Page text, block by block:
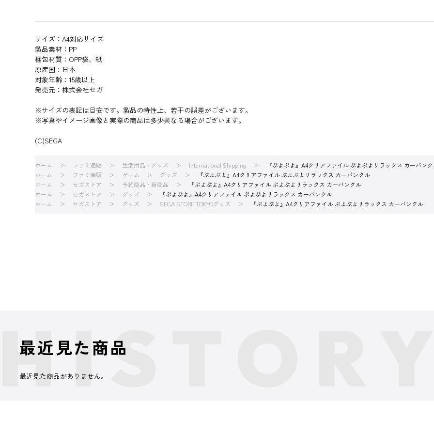
サイズ：A4対応サイズ
製品素材：PP
梱包材質：OPP袋、紙
原産国：日本
対象年齢：15歳以上
発売元：株式会社セガ
※サイズの表記は目安です。製品の特性上、若干の誤差がございます。
※写真やイメージ画像と実際の商品は多少異なる場合がございます。
(C)SEGA
ホーム ファミ通販 生活用品・グッズ International Shipping
『ぷよぷよ』A4クリアファイル ぷよぷよリラックス カーバン
ホーム
ファミ通販 ゲーム グッズ
『ぷよぷよ』A4クリアファイル ぷよぷよリラックス カーバンクル
ホーム
セガストア 予約商品・新商品
『ぷよぷよ』A4クリアファイル ぷよぷよリラックス カーバンクル
ホーム
セガストア グッズ
『ぷよぷよ』A4クリアファイル ぷよぷよリラックス カーバンクル
ホーム
セガストア グッズ SEGA STORE TOKYOグッズ 『ぷよぷよ』A4クリアファイル ぷよぷよリラックス カーバンクル
最近見た商品
最近見た商品がありません。